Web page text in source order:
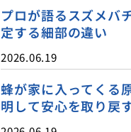
プロが語るスズメバ
定する細部の違い
2026.06.19
蜂が家に入ってくる
明して安心を取り戻